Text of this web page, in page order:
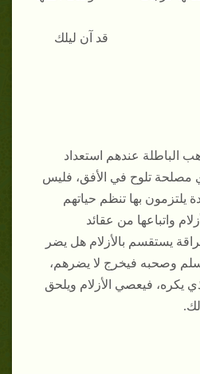
قد آن ليلك
الباطلة عندهم استعداد
مصلحة تلوح في الأفق، فليس
يلتزمون بها تنظم حياتهم
واتباعها من عقائد
يستقسم بالأزلام هل يضر
وصحبه فيخرج لا يضرهم،
يكره، فيعصي الأزلام ويلحق